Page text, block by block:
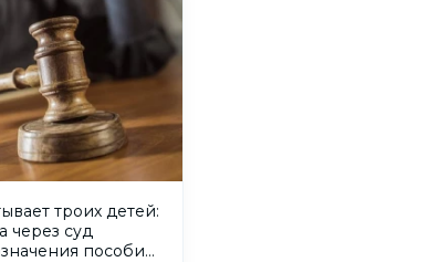
троих детей:
через суд
пособия